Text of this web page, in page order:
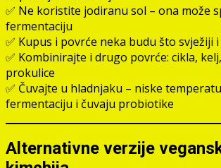
✅ Ne koristite jodiranu sol – ona može
fermentaciju
✅ Kupus i povrće neka budu što svježiji
✅ Kombinirajte i drugo povrće: cikla,
prokulice
✅ Čuvajte u hladnjaku – niske
fermentaciju i čuvaju probiotike
Alternativne verzije